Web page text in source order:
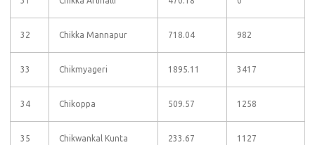
32 Chikka Mannapur 718.04 982
33 Chikmyageri 1895.11 3417
34 Chikoppa 509.57 1258
35 Chikwankal Kunta 233.67 1127